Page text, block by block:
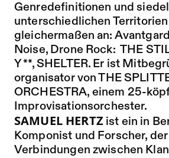
Genredefinitionen und
unterschiedlichen Territorien
gleichermaßen an:
Noise, Drone Rock: THE
Y **, SHELTER. Er ist
organisator von THE
ORCHESTRA, einem 25-
Improvisationsorchester.
SAMUEL HERTZist ein in
Komponist und Forscher,
Verbindungen zwischen